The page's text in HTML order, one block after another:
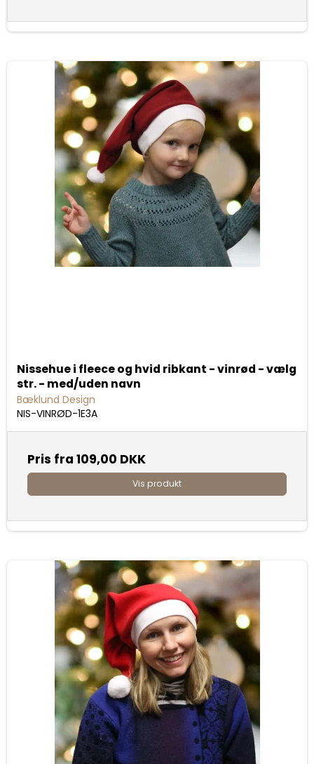
Nissehue i fleece og hvid ribkant - vinrød - vælg
str. - med/uden navn
Bæklund Design
NIS-VINRØD-1E3A
Pris fra 109,00 DKK
Vis produkt